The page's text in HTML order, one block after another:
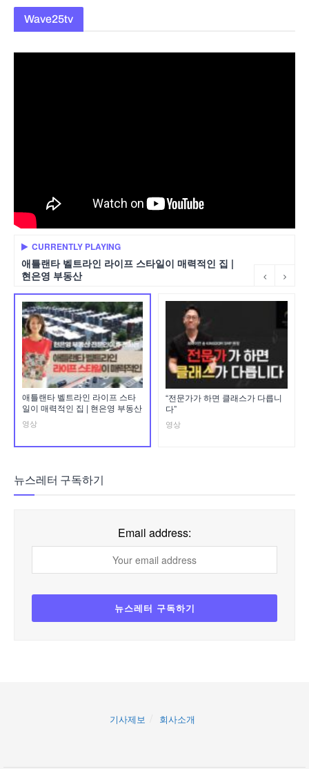
Wave25tv
CURRENTLY PLAYING
애틀랜타 벨트라인 라이프 스타일이 매력적인 집 |
현은영 부동산
애틀랜타 벨트라인 라이프 스타
일이 매력적인 집 | 현은영 부동산
영상
“전문가가 하면 클래스가 다릅니
다”
영상
뉴스레터 구독하기
Email address:
기사제보 회사소개